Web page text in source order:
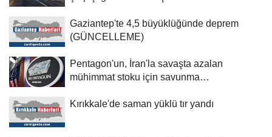
Gaziantep'te 4,5 büyüklüğünde deprem
(GÜNCELLEME)
Pentagon'un, İran'la savaşta azalan
mühimmat stoku için savunma
Kırıkkale'de saman yüklü tır yandı